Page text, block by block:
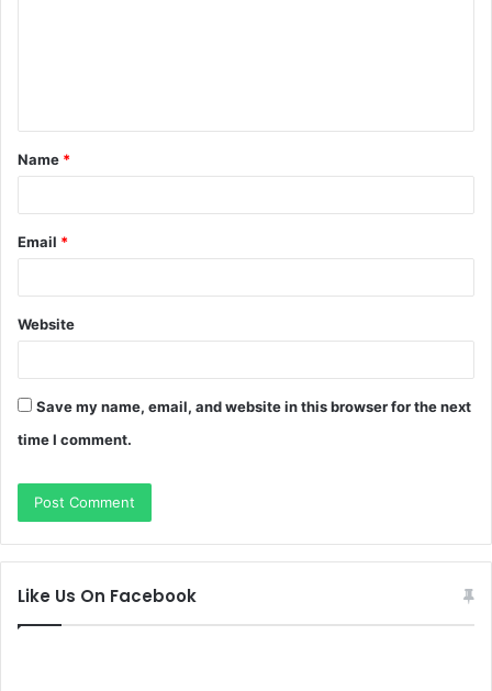
t
*
Name *
Email *
Website
Save my name, email, and website in this browser for the next
time I comment.
Like Us On Facebook